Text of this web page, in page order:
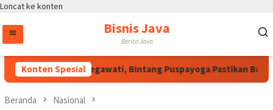
Loncat ke konten
Bisnis Java
Berita Java
Konten Spesial
Atas Arahan Megawati, Bintang Puspayoga Pastikan Bang
Beranda Nasional